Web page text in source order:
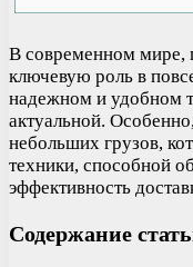
В современном мире,
ключевую роль в
надежном и удобном
актуальной.
небольших грузов,
техники, способной
эффективность
Содержание